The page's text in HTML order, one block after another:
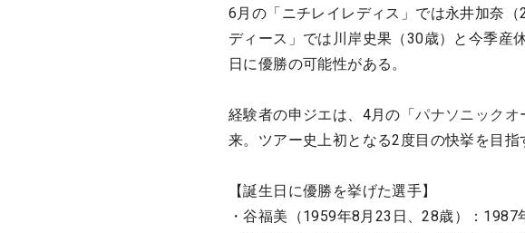
6月の「ニチレイレディス」では永井加奈
ディース」では川岸史果（30歳）と今季産
日に優勝の可能性がある。
経験者の申ジエは、4月の「パナソニックオ
来。ツアー史上初となる2度目の快挙を目指
【誕生日に優勝を挙げた選手】
・谷福美（1959年8月23日、28歳）：1987